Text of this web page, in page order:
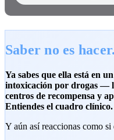
Saber no es hacer.
Ya sabes que ella está en
intoxicación por drogas —
centros de recompensa y
Entiendes el cuadro clínico.
Y aún así reaccionas como